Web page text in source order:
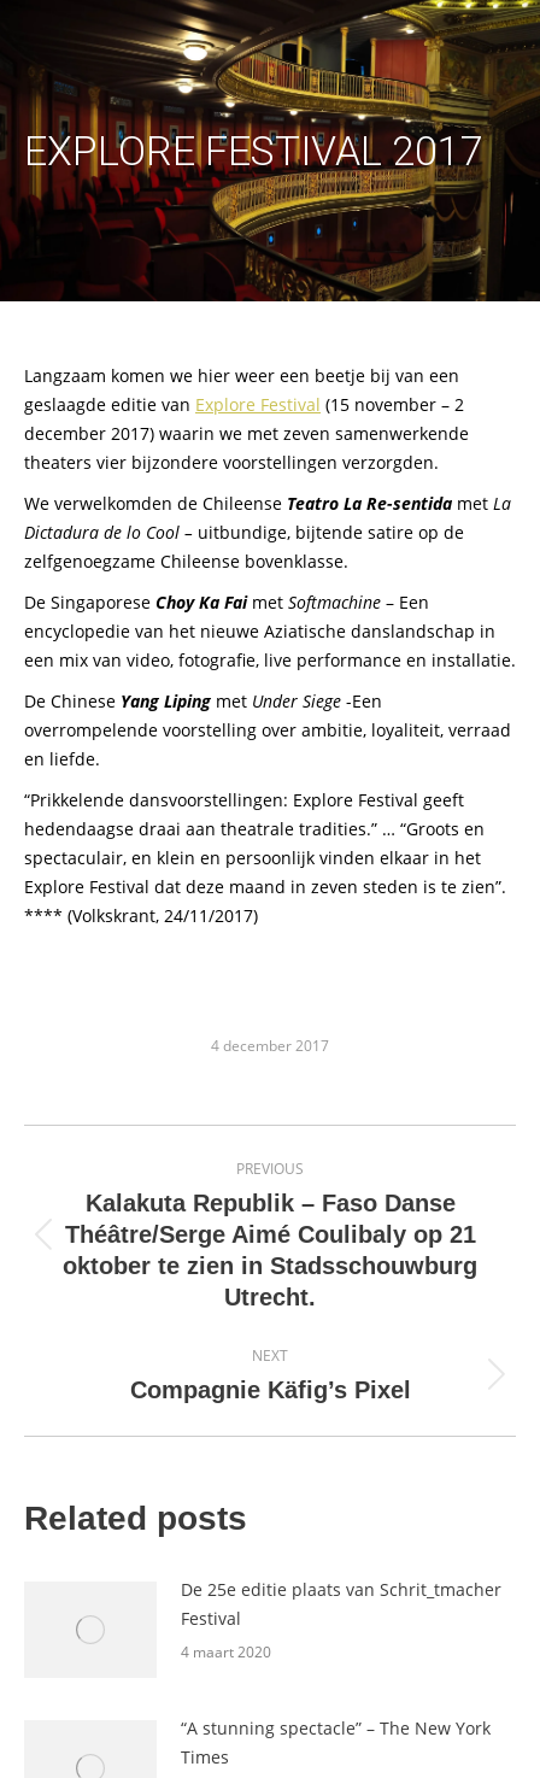
EXPLORE FESTIVAL 2017
Langzaam komen we hier weer een beetje bij van een
geslaagde editie van Explore Festival (15 november – 2
december 2017) waarin we met zeven samenwerkende
theaters vier bijzondere voorstellingen verzorgden.
We verwelkomden de Chileense Teatro La Re-sentida met La
Dictadura de lo Cool – uitbundige, bijtende satire op de
zelfgenoegzame Chileense bovenklasse.
De Singaporese Choy Ka Fai met Softmachine – Een
encyclopedie van het nieuwe Aziatische danslandschap in
een mix van video, fotografie, live performance en installatie.
De Chinese Yang Liping met Under Siege -Een
overrompelende voorstelling over ambitie, loyaliteit, verraad
en liefde.
“Prikkelende dansvoorstellingen: Explore Festival geeft
hedendaagse draai aan theatrale tradities.” … “Groots en
spectaculair, en klein en persoonlijk vinden elkaar in het
Explore Festival dat deze maand in zeven steden is te zien”.
**** (Volkskrant, 24/11/2017)
4 december 2017
navigation
PREVIOUS
Previous
post:
Kalakuta Republik – Faso Danse
Théâtre/Serge Aimé Coulibaly op 21
oktober te zien in Stadsschouwburg
Utrecht.
NEXT
Next
Compagnie Käfig’s Pixel
Related posts
De 25e editie plaats van Schrit_tmacher
Festival
4 maart 2020
“A stunning spectacle” – The New York
Times